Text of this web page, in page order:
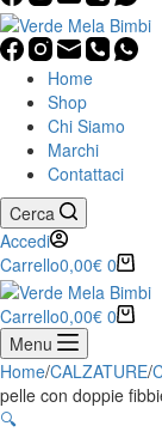
Home
Shop
Chi Siamo
Marchi
Contattaci
Cerca
Accedi
Carrello0,00€ 0
Carrello0,00€ 0
Menu
Home/CALZATURE/
pelle con doppie
🔍